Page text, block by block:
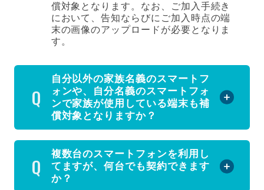
償対象となります。なお、ご加入手続き
において、告知ならびにご加入時点の端
末の画像のアップロードが必要となりま
す。
自分以外の家族名義のスマートフ
ォンや、自分名義のスマートフォ
ンで家族が使用している端末も補
償対象となりますか？
複数台のスマートフォンを利用し
てますが、何台でも契約できます
か？